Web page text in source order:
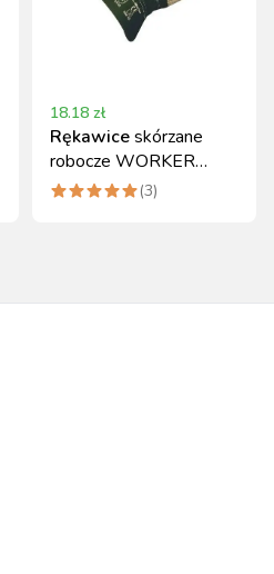
18.18 zł
Rękawiceskórzane
robocze WORKER
Kerbl, rozmiar 10,
(3)